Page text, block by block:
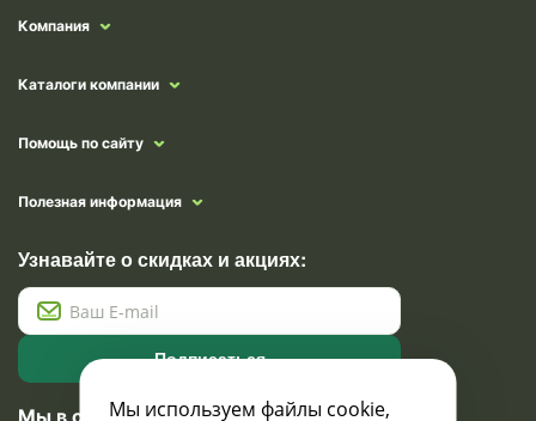
Компания
Каталоги компании
Помощь по сайту
Полезная информация
Узнавайте о скидках и акциях:
Подписаться
Мы в социальных сетях
Мы используем файлы cookie,